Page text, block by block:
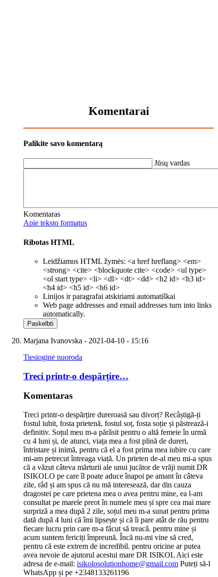
Komentarai
Palikite savo komentarą
Jūsų vardas
Komentaras
Apie teksto formatus
Ribotas HTML
Leidžiamos HTML žymės: <a href hreflang> <em>
<strong> <cite> <blockquote cite> <code> <ul type>
<ol start type> <li> <dl> <dt> <dd> <h2 id> <h3 id>
<h4 id> <h5 id> <h6 id>
Linijos ir paragrafai atskiriami automatiškai
Web page addresses and email addresses turn into links
automatically.
Marjana Ivanovska - 2021-04-10 - 15:16
Tiesioginė nuoroda
Treci printr-o despărțire…
Komentaras
Treci printr-o despărțire dureroasă sau divorț? Recâștigă-ți
fostul iubit, fosta prietenă, fostul soț, fosta soție și păstrează-i
definitiv. Soțul meu m-a părăsit pentru o altă femeie în urmă
cu 4 luni și, de atunci, viața mea a fost plină de dureri,
întristare și inimă, pentru că el a fost prima mea iubire cu care
mi-am petrecut întreaga viață. Un prieten de-al meu mi-a spus
că a văzut câteva mărturii ale unui jucător de vrăji numit DR
ISIKOLO pe care îl poate aduce înapoi pe amant în câteva
zile, râd și am spus că nu mă interesează, dar din cauza
dragostei pe care prietena mea o avea pentru mine, ea l-am
consultat pe marele preot în numele meu și spre cea mai mare
surpriză a mea după 2 zile, soțul meu m-a sunat pentru prima
dată după 4 luni că îmi lipsește și că îi pare atât de rău pentru
fiecare lucru prin care m-a făcut să treacă. pentru mine și
acum suntem fericiți împreună. Încă nu-mi vine să cred,
pentru că este extrem de incredibil. pentru oricine ar putea
avea nevoie de ajutorul acestui mare DR ISIKOL Aici este
adresa de e-mail: isikolosolutionhome@gmail.com Puteți să-l
WhatsApp și pe +2348133261196